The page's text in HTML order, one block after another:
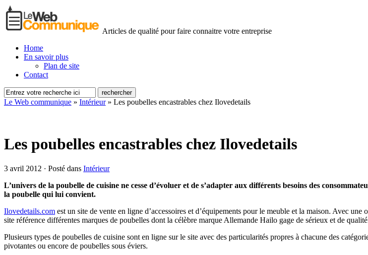
Articles de qualité pour faire connaitre votre entreprise
Home
En savoir plus
Plan de site
Contact
Le Web communique » Intérieur» Les poubelles encastrables chez Ilovedetails
Les poubelles encastrables chez Ilovedetails
3 avril 2012 · Posté dans Intérieur
L’univers de la poubelle de cuisine ne cesse d’évoluer et de s’adapter aux différents besoins des
la poubelle qui lui convient.
Ilovedetails.com est un site de vente en ligne d’accessoires et d’équipements pour le meuble et la maison. Avec
site référence différentes marques de poubelles dont la célèbre marque Allemande Hailo gage de sérieux et de
Plusieurs types de poubelles de cuisine sont en ligne sur le site avec des particularités propres à chacune des
pivotantes ou encore de poubelles sous éviers.